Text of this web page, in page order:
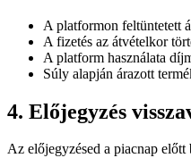
A platformon feltüntetett
A fizetés az átvételkor
A platform használata
Súly alapján árazott
4. Előjegyzés
Az előjegyzésed a piacnap